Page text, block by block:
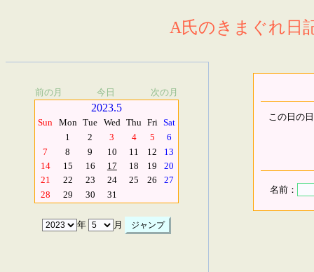
A氏のきまぐれ日
前の月 今日 次の月
2023.5
Sun Mon Tue Wed Thu Fri Sat
1
2 3 4 5
6
7
8 9 10 11 12
13
14
15 16 17 18 19
20
21
22 23 24 25 26
27
28
29 30 31
年 月
この日の
名前：